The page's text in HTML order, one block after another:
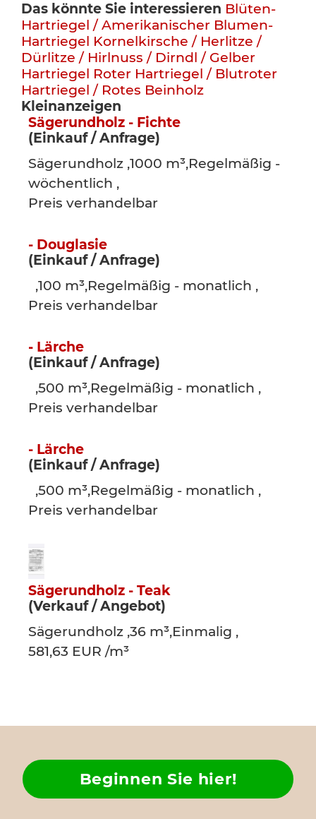
Das könnte Sie interessieren Blüten-
Hartriegel / Amerikanischer Blumen-
Hartriegel Kornelkirsche / Herlitze /
Dürlitze / Hirlnuss / Dirndl / Gelber
Hartriegel Roter Hartriegel / Blutroter
Hartriegel / Rotes Beinholz
Kleinanzeigen
Sägerundholz - Fichte
(Einkauf / Anfrage)
Sägerundholz ,1000 m³,Regelmäßig -
wöchentlich ,
Preis verhandelbar
- Douglasie
(Einkauf / Anfrage)
,100 m³,Regelmäßig - monatlich ,
Preis verhandelbar
- Lärche
(Einkauf / Anfrage)
,500 m³,Regelmäßig - monatlich ,
Preis verhandelbar
- Lärche
(Einkauf / Anfrage)
,500 m³,Regelmäßig - monatlich ,
Preis verhandelbar
Sägerundholz - Teak
(Verkauf / Angebot)
Sägerundholz ,36 m³,Einmalig ,
581,63 EUR /m³
Beginnen Sie hier!